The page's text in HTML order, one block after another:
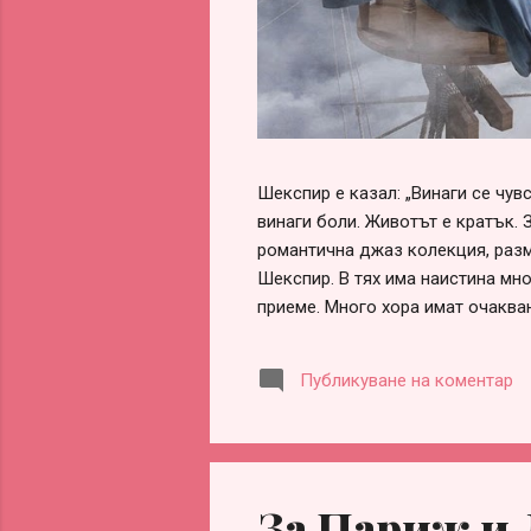
Шекспир е казал: „Винаги се
винаги боли. Животът е кратък.
романтична джаз колекция,
Шекспир. В тях има наистина
приеме. Много хора имат
оформи сам, ако честно
заради разочарования,
партньорство. Истината обаче
Публикуване на коментар